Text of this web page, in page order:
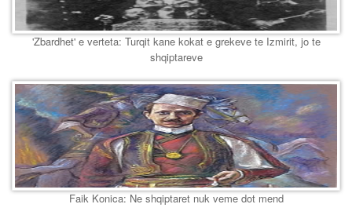
'Zbardhet' e verteta: Turqit kane kokat e grekeve te Izmirit, jo te
shqiptareve
Faik Konica: Ne shqiptaret nuk veme dot mend